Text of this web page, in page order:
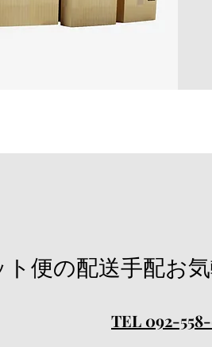
便の配送手配お
TEL 092-